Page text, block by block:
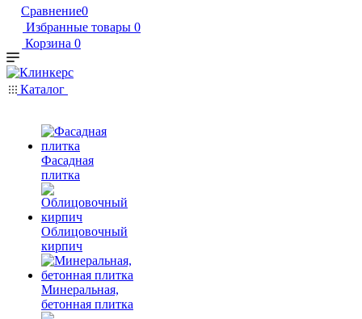
Сравнение0
Избранные товары 0
Корзина 0
Каталог
Фасадная
плитка
Облицовочный
кирпич
Минеральная,
бетонная плитка